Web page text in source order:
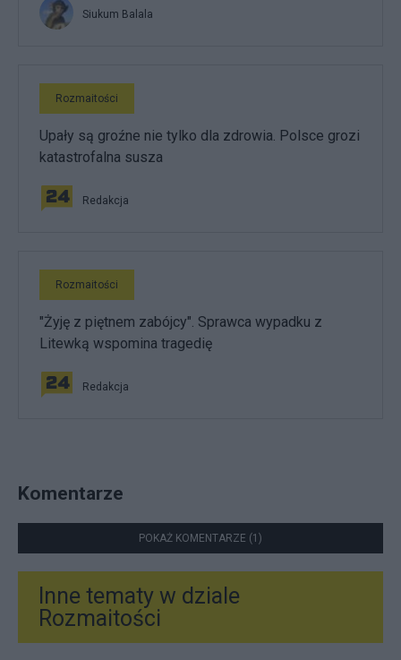
Siukum Balala
Rozmaitości
Upały są groźne nie tylko dla zdrowia. Polsce grozi
katastrofalna susza
Redakcja
Rozmaitości
"Żyję z piętnem zabójcy". Sprawca wypadku z
Litewką wspomina tragedię
Redakcja
Komentarze
POKAŻ KOMENTARZE (1)
Inne tematy w dziale
Rozmaitości